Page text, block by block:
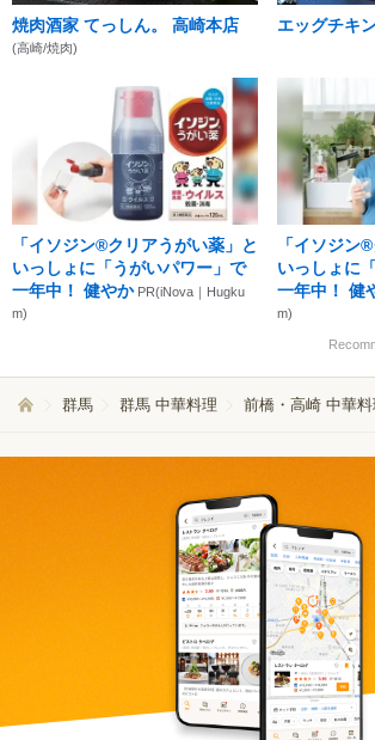
焼肉酒家 てっしん。 高崎本店
(高崎/焼肉)
エッグチキ
「イソジン®クリアうがい薬」と
いっしょに「うがいパワー」で
一年中！ 健やか PR(iNova｜Hugku
m)
「イソジン
いっしょに
一年中！ 健
m)
群馬 群馬 中華料理 前橋・高崎 中華料